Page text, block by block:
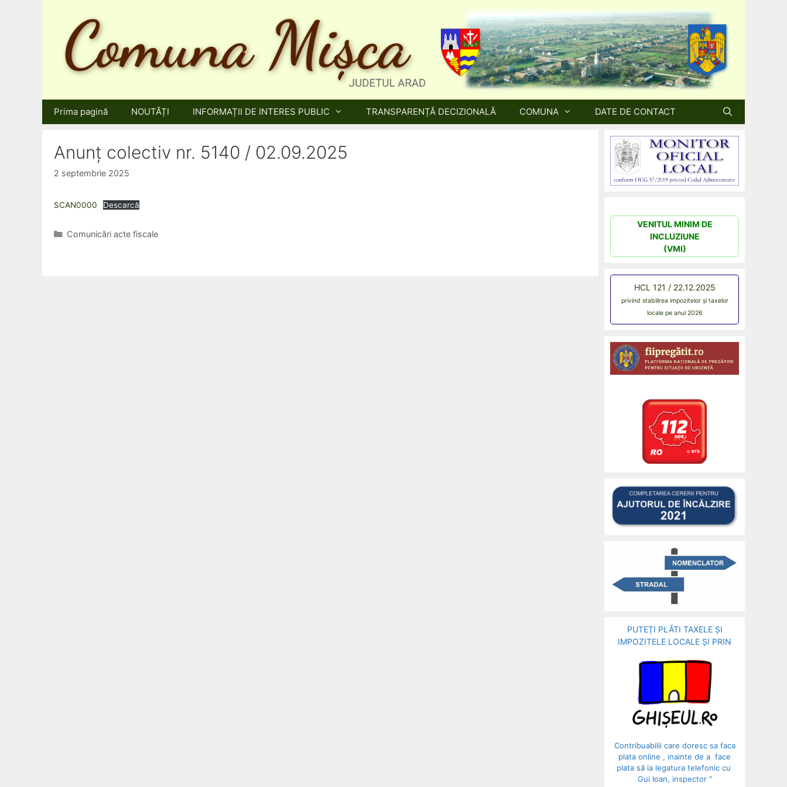
Prima pagină NOUTĂȚI INFORMAȚII DE INTERES PUBLIC TRANSPARENȚĂ DECIZIONALĂ COMUNA DATE DE CONTACT
Anunț colectiv nr. 5140 / 02.09.2025
2 septembrie 2025
SCAN0000 Descarcă
Categorii
Comunicări acte fiscale
VENITUL MINIM DE
INCLUZIUNE
(VMI)
HCL 121 / 22.12.2025
privind stabilirea impozitelor și taxelor
locale pe anul 2026
PUTEȚI PLĂTI TAXELE ȘI
IMPOZITELE LOCALE ȘI PRIN
Contribuabilii care doresc sa faca
plata online , inainte de a face
plata să ia legatura telefonic cu
Gui Ioan, inspector "